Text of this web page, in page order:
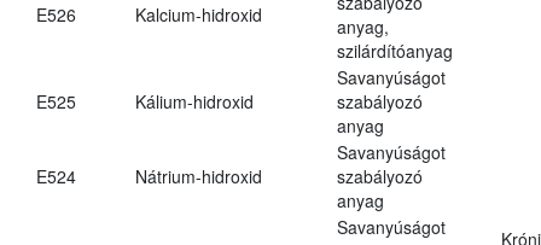
E526 Kalcium-hidroxid
anyag,
szilárdítóanyag
E525 Kálium-hidroxid
Savanyúságot
szabályozó
anyag
E524 Nátrium-hidroxid
Savanyúságot
szabályozó
anyag
Savanyúságot